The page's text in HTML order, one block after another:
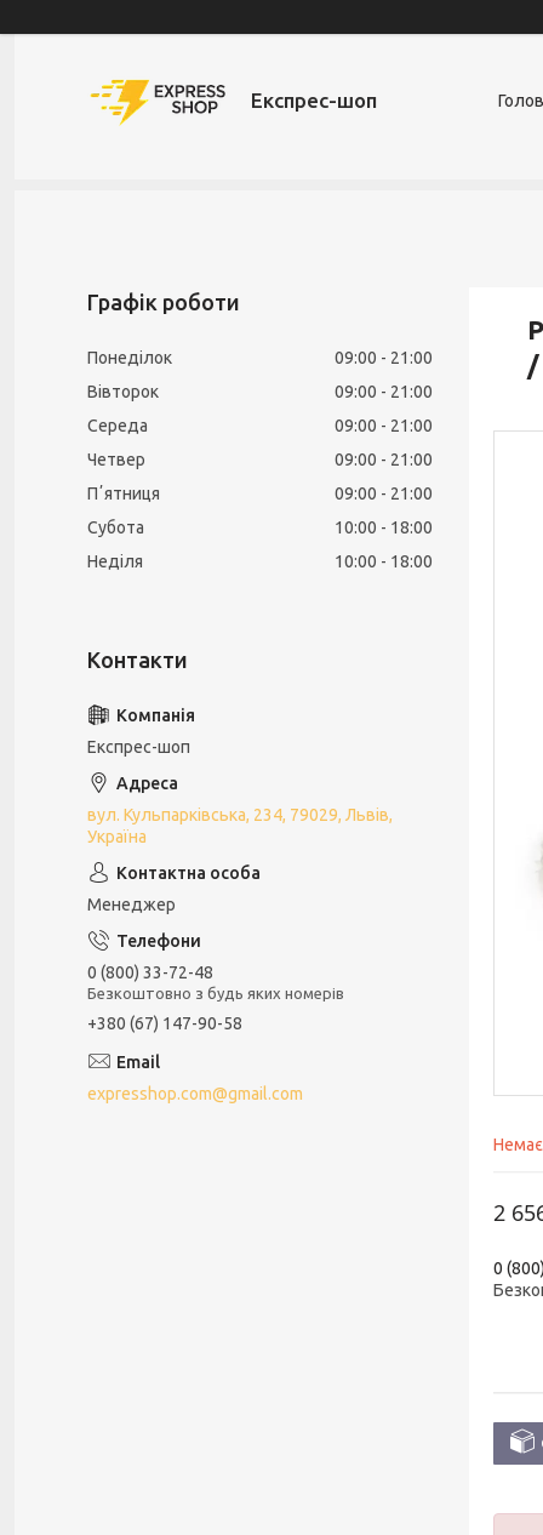
Експрес-шоп
/
Немає
2
0
Графік роботи
Понеділок 09:00
21:00
Вівторок
09:00
21:00
Середа
09:00
21:00
Четвер
09:00
21:00
Пʼятниця
09:00
21:00
Субота
10:00
18:00
Неділя
10:00 18:00
Експрес-шоп
вул. Кульпарківська, 234, 79029, Львів,
Україна
Менеджер
0 (800) 33-72-48
Безкоштовно з будь яких номерів
+380 (67) 147-90-58
expresshop.com@gmail.com